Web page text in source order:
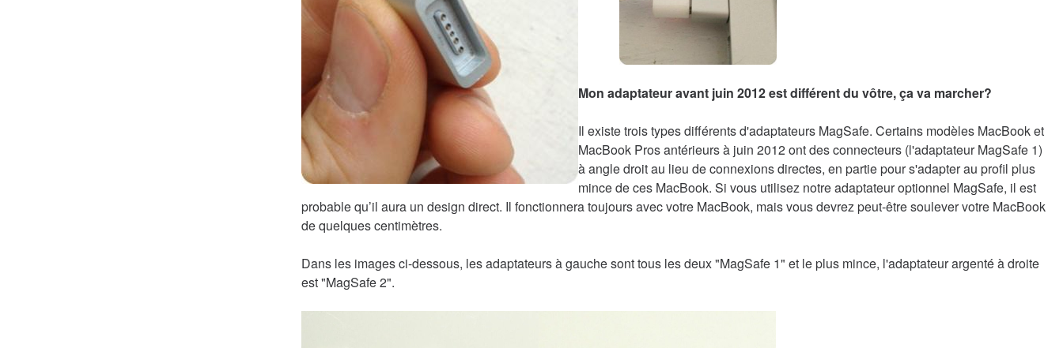
Mon adaptateur avant juin 2012 est différent du vôtre, ça va marcher?
Il existe trois types différents d'adaptateurs MagSafe. Certains modèles MacBook et
MacBook Pros antérieurs à juin 2012 ont des connecteurs (l'adaptateur MagSafe 1)
à angle droit au lieu de connexions directes, en partie pour s'adapter au profil plus
mince de ces MacBook. Si vous utilisez notre adaptateur optionnel MagSafe, il est
probable qu’il aura un design direct. Il fonctionnera toujours avec votre MacBook, mais vous devrez peut-être soulever votre MacBook
de quelques centimètres.
Dans les images ci-dessous, les adaptateurs à gauche sont tous les deux "MagSafe 1" et le plus mince, l'adaptateur argenté à droite
est "MagSafe 2".